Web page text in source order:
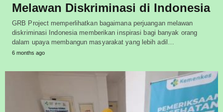
Melawan Diskriminasi di Indonesia
GRB Project memperlihatkan bagaimana perjuangan melawan
diskriminasi Indonesia memberikan inspirasi bagi banyak orang
dalam upaya membangun masyarakat yang lebih adil…
6 months ago